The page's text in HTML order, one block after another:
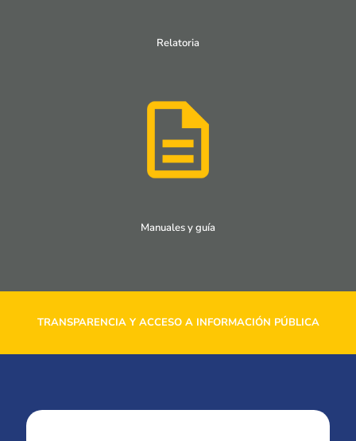
Relatoria
Manuales y guía
TRANSPARENCIA Y ACCESO A INFORMACIÓN PÚBLICA